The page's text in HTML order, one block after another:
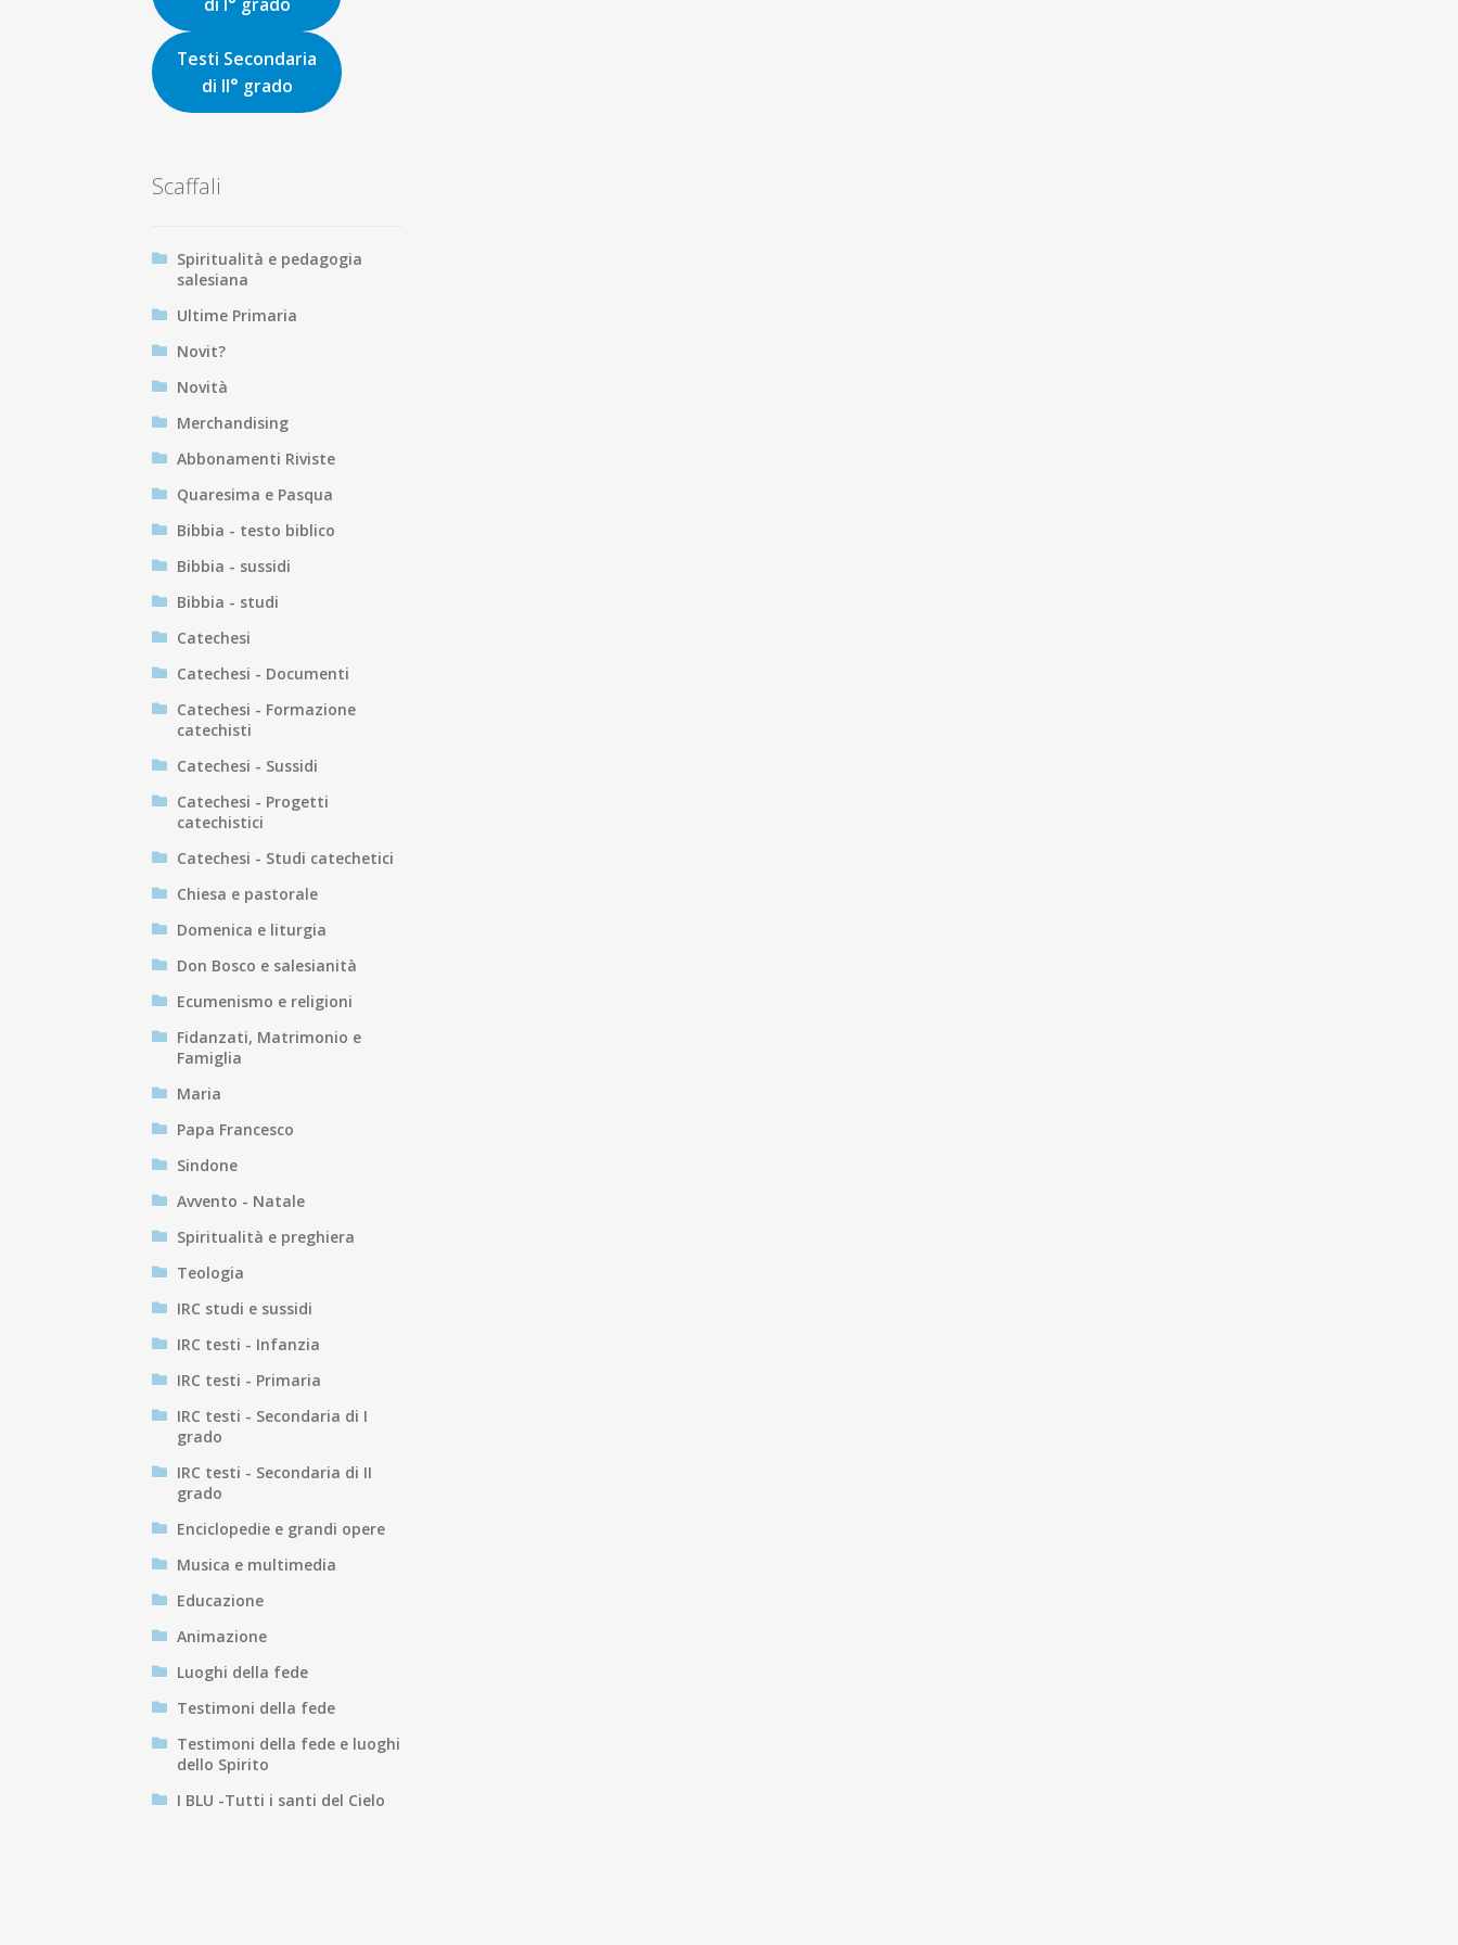
Testi Secondaria
di II° grado
Scaffali
Spiritualità e pedagogia
salesiana
Ultime Primaria
Novit?
Novità
Merchandising
Abbonamenti Riviste
Quaresima e Pasqua
Bibbia - testo biblico
Bibbia - sussidi
Bibbia - studi
Catechesi
Catechesi - Documenti
Catechesi - Formazione
catechisti
Catechesi - Sussidi
Catechesi - Progetti
catechistici
Catechesi - Studi catechetici
Chiesa e pastorale
Domenica e liturgia
Don Bosco e salesianità
Ecumenismo e religioni
Fidanzati, Matrimonio e
Famiglia
Maria
Papa Francesco
Sindone
Avvento - Natale
Spiritualità e preghiera
Teologia
IRC studi e sussidi
IRC testi - Infanzia
IRC testi - Primaria
IRC testi - Secondaria di I
grado
IRC testi - Secondaria di II
grado
Enciclopedie e grandi opere
Musica e multimedia
Educazione
Animazione
Luoghi della fede
Testimoni della fede
Testimoni della fede e luoghi
dello Spirito
I BLU -Tutti i santi del Cielo